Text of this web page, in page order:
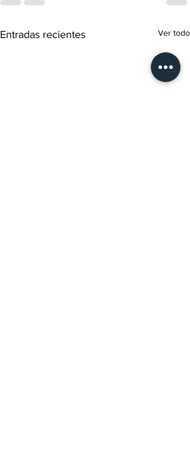
Entradas recientes Ver todo